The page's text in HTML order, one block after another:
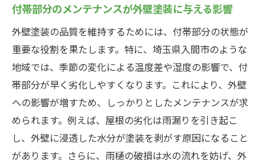
付帯部分の弱点が外壁塗装の長持ちに与え
る影響
付帯部分の定期的なメンテナンスの重要性
外壁塗装の耐久性を高めるための付帯部分
の検討ポイント
外壁塗装の見積もりで注目すべき付帯部分のチ
ェックポイント
見積もり前に確認したい付帯部分の状態と
付帯部分のメンテナンスが外壁塗装に与える影響
外壁塗装の品質を維持するためには、付帯部分の状態が
重要な役割を果たします。特に、埼玉県入間市のような
地域では、季節の変化による温度差や湿度の影響で、付
帯部分が早く劣化しやすくなります。これにより、外壁
への影響が増すため、しっかりとしたメンテナンスが求
められます。例えば、屋根の劣化は雨漏りを引き起こ
し、外壁に浸透した水分が塗装を剥がす原因になること
があります。さらに、雨樋の破損は水の流れを妨げ、外